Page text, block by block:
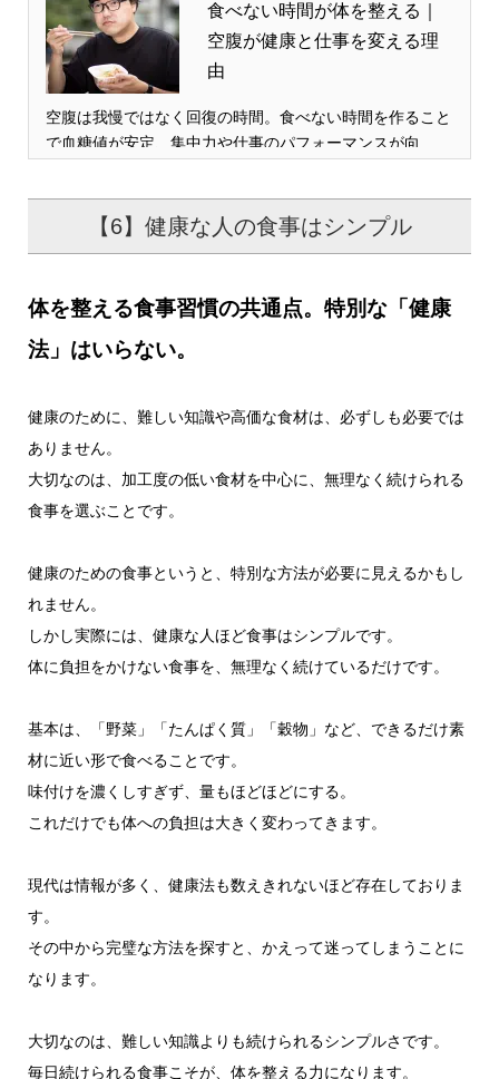
食べない時間が体を整える｜
空腹が健康と仕事を変える理
由
空腹は我慢ではなく回復の時間。食べない時間を作ること
で血糖値が安定、集中力や仕事のパフォーマンスが向…
【6】健康な人の食事はシンプル
体を整える食事習慣の共通点。特別な「健康
法」はいらない。
健康のために、難しい知識や高価な食材は、必ずしも必要では
ありません。
大切なのは、加工度の低い食材を中心に、無理なく続けられる
食事を選ぶことです。
健康のための食事というと、特別な方法が必要に見えるかもし
れません。
しかし実際には、健康な人ほど食事はシンプルです。
体に負担をかけない食事を、無理なく続けているだけです。
基本は、「野菜」「たんぱく質」「穀物」など、できるだけ素
材に近い形で食べることです。
味付けを濃くしすぎず、量もほどほどにする。
これだけでも体への負担は大きく変わってきます。
現代は情報が多く、健康法も数えきれないほど存在しておりま
す。
その中から完璧な方法を探すと、かえって迷ってしまうことに
なります。
大切なのは、難しい知識よりも続けられるシンプルさです。
毎日続けられる食事こそが、体を整える力になります。